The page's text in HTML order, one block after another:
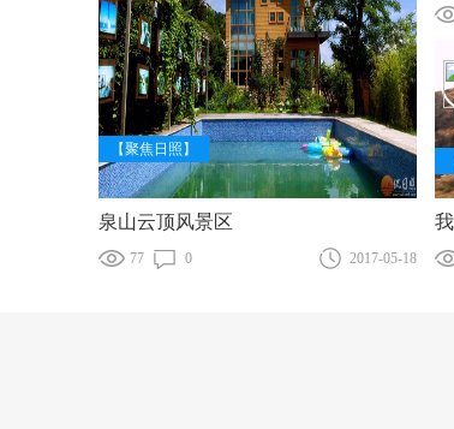
【聚焦日照】
泉山云顶风景区
77 0 2017-05-18